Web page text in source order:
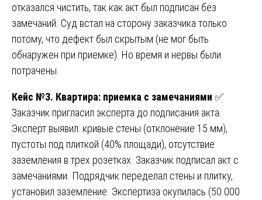
отказался чистить, так как акт был подписан без
замечаний. Суд встал на сторону заказчика только
потому, что дефект был скрытым (не мог быть
обнаружен при приемке). Но время и нервы были
потрачены.
Кейс №3. Квартира: приемка с замечаниями ✅
Заказчик пригласил эксперта до подписания акта.
Эксперт выявил: кривые стены (отклонение 15 мм),
пустоты под плиткой (40% площади), отсутствие
заземления в трех розетках. Заказчик подписал акт с
замечаниями. Подрядчик переделал стены и плитку,
установил заземление. Экспертиза окупилась (50 000